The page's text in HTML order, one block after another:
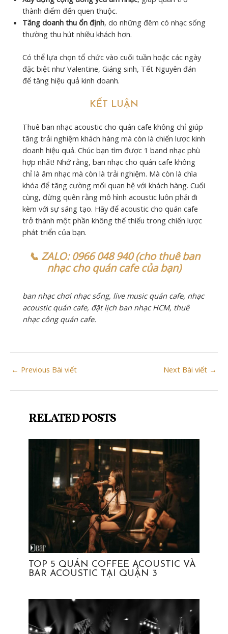
thành điểm đến quen thuộc.
Tăng doanh thu ổn định, do những đêm có nhạc sống
thường thu hút nhiều khách hơn.
Có thể lựa chọn tổ chức vào cuối tuần hoặc các ngày
đặc biệt như Valentine, Giáng sinh, Tết Nguyên đán
để tăng hiệu quả kinh doanh.
KẾT LUẬN
Thuê ban nhạc acoustic cho quán cafe không chỉ giúp
tăng trải nghiệm khách hàng mà còn là chiến lược kinh
doanh hiệu quả. Chúc bạn tìm được 1 band nhạc phù
hợp nhất! Nhớ rằng, ban nhạc cho quán cafe không
chỉ là âm nhạc mà còn là trải nghiệm. Mà còn là chìa
khóa để tăng cường mối quan hệ với khách hàng. Cuối
cùng, đừng quên rằng mô hình acoustic luôn phải đi
kèm với sự sáng tạo. Hãy để acoustic cho quán cafe
trở thành một phần không thể thiếu trong chiến lược
phát triển của bạn.
📞 ZALO: 0966 048 940 (cho thuê ban
nhạc cho quán cafe của bạn)
ban nhạc chơi nhạc sống, live music quán cafe, nhạc
acoustic quán cafe, đặt lịch ban nhạc HCM, thuê
nhạc công quán cafe.
Post
← Previous Bài viết Next Bài viết →
RELATED POSTS
TOP 5 QUÁN COFFEE ACOUSTIC VÀ
BAR ACOUSTIC TẠI QUẬN 3